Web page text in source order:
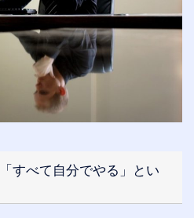
すべて自分でやる」とい